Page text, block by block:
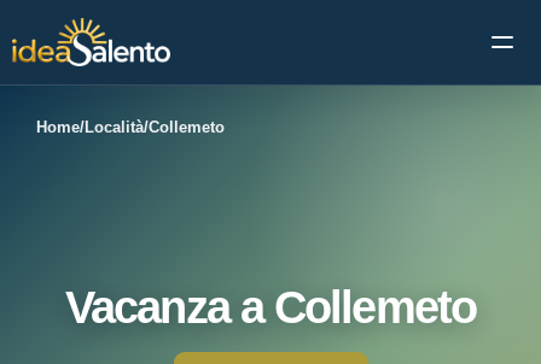
Apri
Home/Località/Collemeto
Vacanza a Collemeto